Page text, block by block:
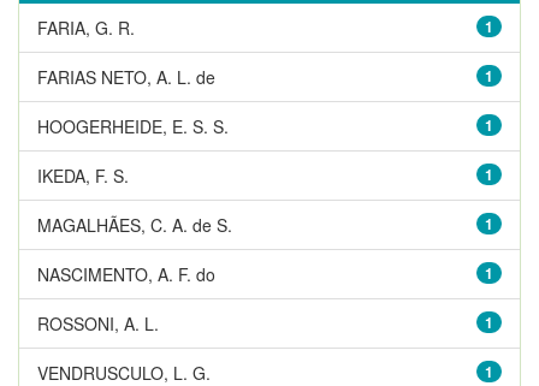
1
FARIA, G. R.
1
FARIAS NETO, A. L. de
1
HOOGERHEIDE, E. S. S.
1
IKEDA, F. S.
1
MAGALHÃES, C. A. de S.
1
NASCIMENTO, A. F. do
1
ROSSONI, A. L.
1
VENDRUSCULO, L. G.